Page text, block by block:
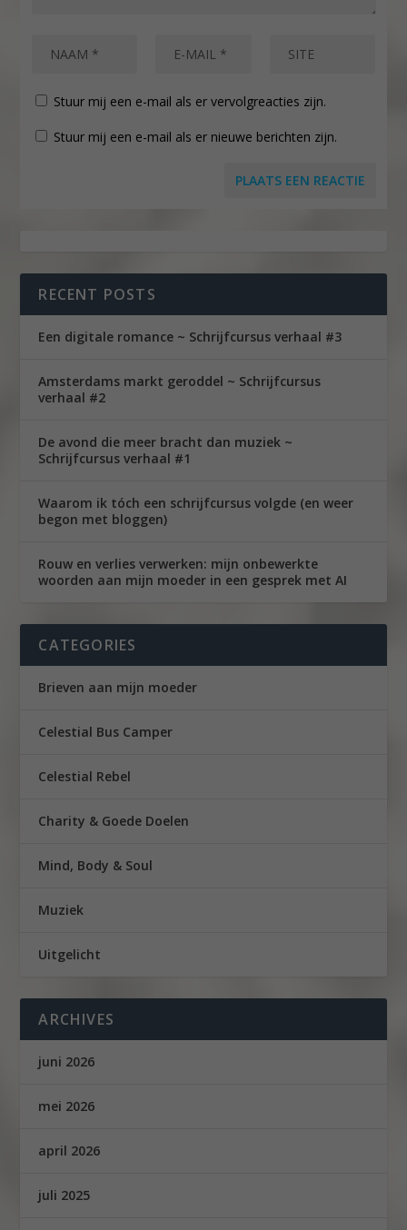
Stuur mij een e-mail als er vervolgreacties zijn.
Stuur mij een e-mail als er nieuwe berichten zijn.
RECENT POSTS
Een digitale romance ~ Schrijfcursus verhaal #3
Amsterdams markt geroddel ~ Schrijfcursus
verhaal #2
De avond die meer bracht dan muziek ~
Schrijfcursus verhaal #1
Waarom ik tóch een schrijfcursus volgde (en weer
begon met bloggen)
Rouw en verlies verwerken: mijn onbewerkte
woorden aan mijn moeder in een gesprek met AI
CATEGORIES
Brieven aan mijn moeder
Celestial Bus Camper
Celestial Rebel
Charity & Goede Doelen
Mind, Body & Soul
Muziek
Uitgelicht
ARCHIVES
juni 2026
mei 2026
april 2026
juli 2025